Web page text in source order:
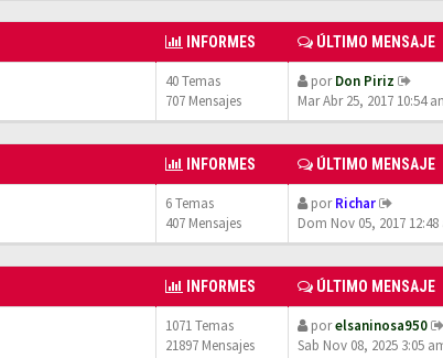
INFORMES ÚLTIMO MENSAJE
40 Temas
707 Mensajes
porDon Piriz
Mar Abr 25, 2017 10:54
INFORMES ÚLTIMO MENSAJE
6 Temas
407 Mensajes
porRichar
Dom Nov 05, 2017 12:48
INFORMES ÚLTIMO MENSAJE
1071 Temas
21897 Mensajes
porelsaninosa950
Sab Nov 08, 2025 3:05